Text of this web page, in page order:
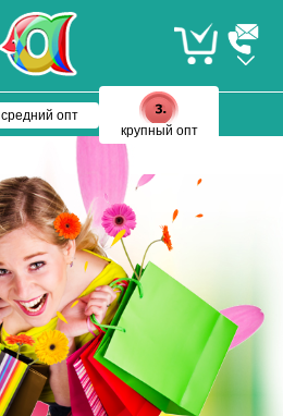
средний опт
крупный опт